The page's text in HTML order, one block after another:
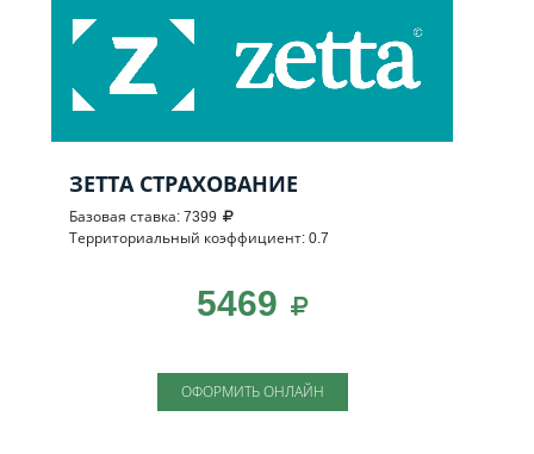
ЗЕТТА СТРАХОВАНИЕ
Базовая ставка: 7399
Территориальный коэффициент: 0.7
5469
ОФОРМИТЬ ОНЛАЙН